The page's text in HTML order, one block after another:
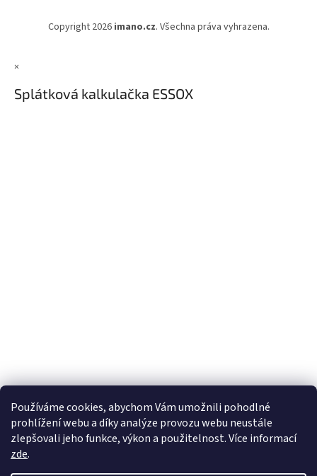
Používáme cookies, abychom Vám umožnili pohodlné
prohlížení webu a díky analýze provozu webu neustále
zlepšovali jeho funkce, výkon a použitelnost. Více informací
zde.
Copyright 2026 imano.cz. Všechna práva vyhrazena.
×
Splátková kalkulačka ESSOX